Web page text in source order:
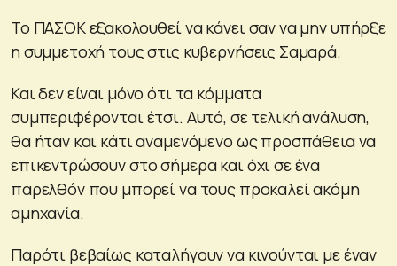
Το ΠΑΣΟΚ εξακολουθεί να κάνει σαν να μην υπήρξε
η συμμετοχή τους στις κυβερνήσεις Σαμαρά.
Και δεν είναι μόνο ότι τα κόμματα
συμπεριφέρονται έτσι. Αυτό, σε τελική ανάλυση,
θα ήταν και κάτι αναμενόμενο ως προσπάθεια να
επικεντρώσουν στο σήμερα και όχι σε ένα
παρελθόν που μπορεί να τους προκαλεί ακόμη
αμηχανία.
Παρότι βεβαίως καταλήγουν να κινούνται με έναν